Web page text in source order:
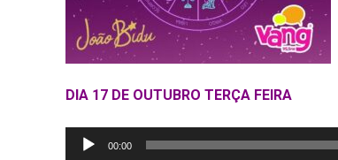
DIA 17 DE OUTUBRO TERÇA FEIRA
Tocador
00:00